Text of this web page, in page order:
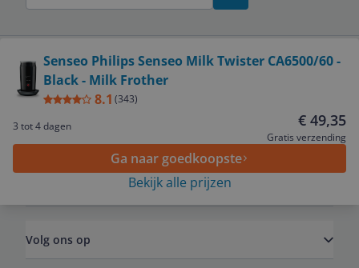
Senseo Philips Senseo Milk Twister CA6500/60 -
Black - Milk Frother
8.1 (343)
3 tot 4 dagen
€ 49,35
Gratis verzending
Ga naar goedkoopste
Bekijk alle prijzen
Service
Algemeen
Volg ons op